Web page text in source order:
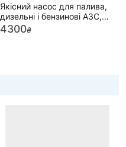
Якісний насос для палива,
дизельні і бензинові АЗС,
масло адблю Італія
4300₴